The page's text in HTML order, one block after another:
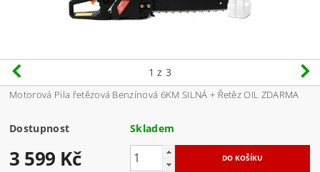
1 z 3
Motorová Pila řetězová Benzínová 6KM SILNÁ + Řetěz OIL ZDARMA
Dostupnost Skladem
3 599 Kč